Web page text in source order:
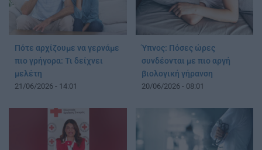
Πότε αρχίζουμε να γερνάμε
πιο γρήγορα: Τι δείχνει
μελέτη
21/06/2026 - 14:01
Ύπνος: Πόσες ώρες
συνδέονται με πιο αργή
βιολογική γήρανση
20/06/2026 - 08:01